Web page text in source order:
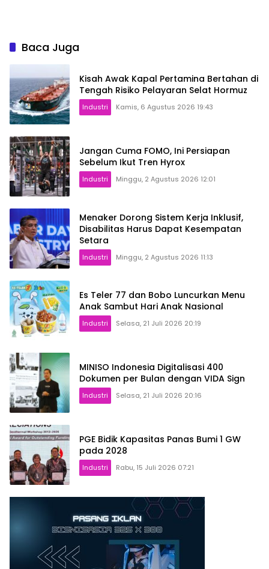
Baca Juga
Kisah Awak Kapal Pertamina Bertahan di
Tengah Risiko Pelayaran Selat Hormuz
Industri Kamis, 6 Agustus 2026 19:43
Jangan Cuma FOMO, Ini Persiapan
Sebelum Ikut Tren Hyrox
Industri Minggu, 2 Agustus 2026 12:01
Menaker Dorong Sistem Kerja Inklusif,
Disabilitas Harus Dapat Kesempatan
Setara
Industri Minggu, 2 Agustus 2026 11:13
Es Teler 77 dan Bobo Luncurkan Menu
Anak Sambut Hari Anak Nasional
Industri Selasa, 21 Juli 2026 20:19
MINISO Indonesia Digitalisasi 400
Dokumen per Bulan dengan VIDA Sign
Industri Selasa, 21 Juli 2026 20:16
PGE Bidik Kapasitas Panas Bumi 1 GW
pada 2028
Industri Rabu, 15 Juli 2026 07:21